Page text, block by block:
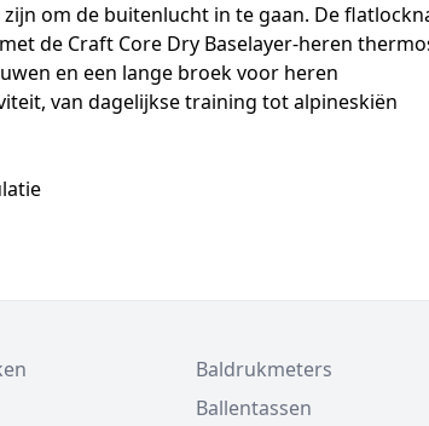
om de buitenlucht in te gaan. De
de Craft Core Dry Baselayer-heren
en een lange broek voor heren
van dagelijkse training tot alpineskiën
Baldrukmeters
Ballentassen